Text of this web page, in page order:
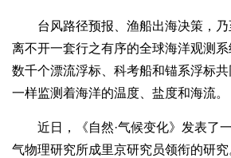
台风路径预报、渔船出海决策，乃
离不开一套行之有序的全球海洋观测
数千个漂流浮标、科考船和锚系浮标
一样监测着海洋的温度、盐度和海流。
近日，《自然·气候变化》发表了
气物理研究所成里京研究员领衔的研